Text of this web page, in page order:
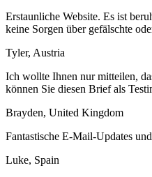
Erstaunliche Website. Es ist
keine Sorgen über gefälschte
Tyler, Austria
Ich wollte Ihnen nur mitteilen,
können Sie diesen Brief als
Brayden, United Kingdom
Fantastische E-Mail-Updates
Luke, Spain